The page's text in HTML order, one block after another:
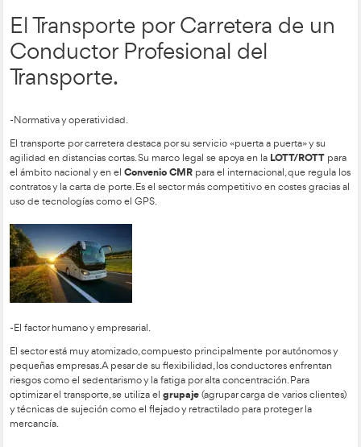
primarios, secundarios y terciarios, que garantizan que el
intacto al cliente.
El recorrido del producto desde el origen hasta el consumo
directo o indirecto. En la venta online predomina el canal
consumidor), mientras que en el consumo masivo se utilizan
detallistas para ganar alcance. En el sector industrial, se
técnico.
El Transporte por
Conductor Profesional del
Transporte.